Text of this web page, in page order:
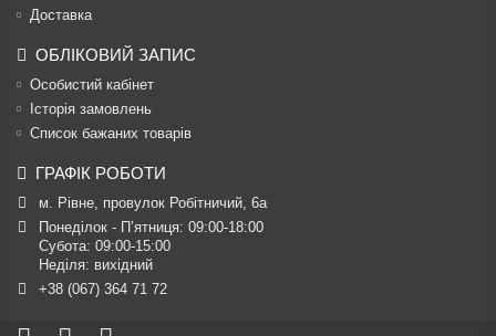
Доставка
ОБЛІКОВИЙ ЗАПИС
Особистий кабінет
Історія замовлень
Список бажаних товарів
ГРАФІК РОБОТИ
м. Рівне, провулок Робітничий, 6а
Понеділок - П’ятниця: 09:00-18:00
Субота: 09:00-15:00
Неділя: вихідний
+38 (067) 364 71 72